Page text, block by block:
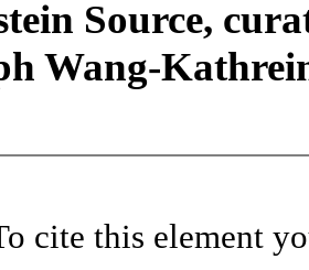
Source,
Wang-
cite this element